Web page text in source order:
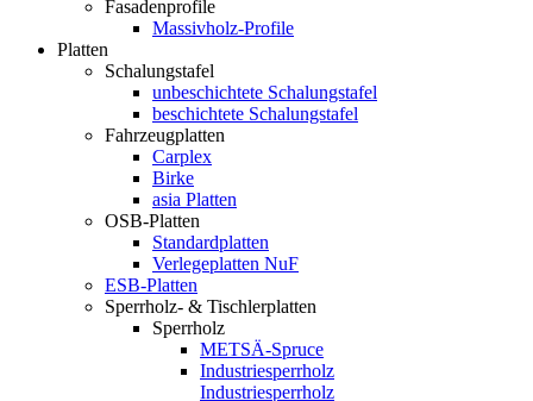
Fasadenprofile
Massivholz-Profile
Platten
Schalungstafel
unbeschichtete Schalungstafel
beschichtete Schalungstafel
Fahrzeugplatten
Carplex
Birke
asia Platten
OSB-Platten
Standardplatten
Verlegeplatten NuF
ESB-Platten
Sperrholz- & Tischlerplatten
Sperrholz
METSÄ-Spruce
Industriesperrholz
Industriesperrholz